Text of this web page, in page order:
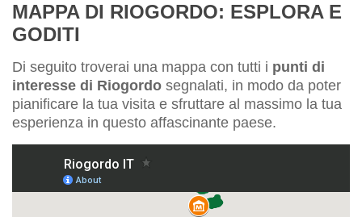
MAPPA DI RIOGORDO: ESPLORA E
GODITI
Di seguito troverai una mappa con tutti i punti di
interesse di Riogordo segnalati, in modo da poter
pianificare la tua visita e sfruttare al massimo la tua
esperienza in questo affascinante paese.